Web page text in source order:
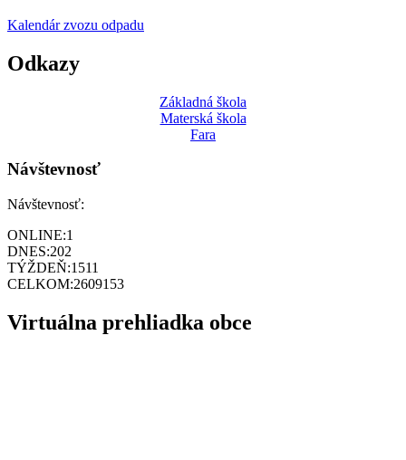
Kalendár zvozu odpadu
Odkazy
Základná škola
Materská škola
Fara
Návštevnosť
Návštevnosť:
ONLINE:1
DNES:202
TÝŽDEŇ:1511
CELKOM:2609153
Virtuálna prehliadka obce